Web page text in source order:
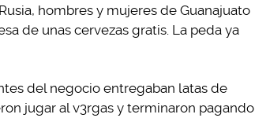
hombres y mujeres de Guanajuato
de unas cervezas gratis. La peda ya
del negocio entregaban latas de
jugar al v3rgas y terminaron pagando